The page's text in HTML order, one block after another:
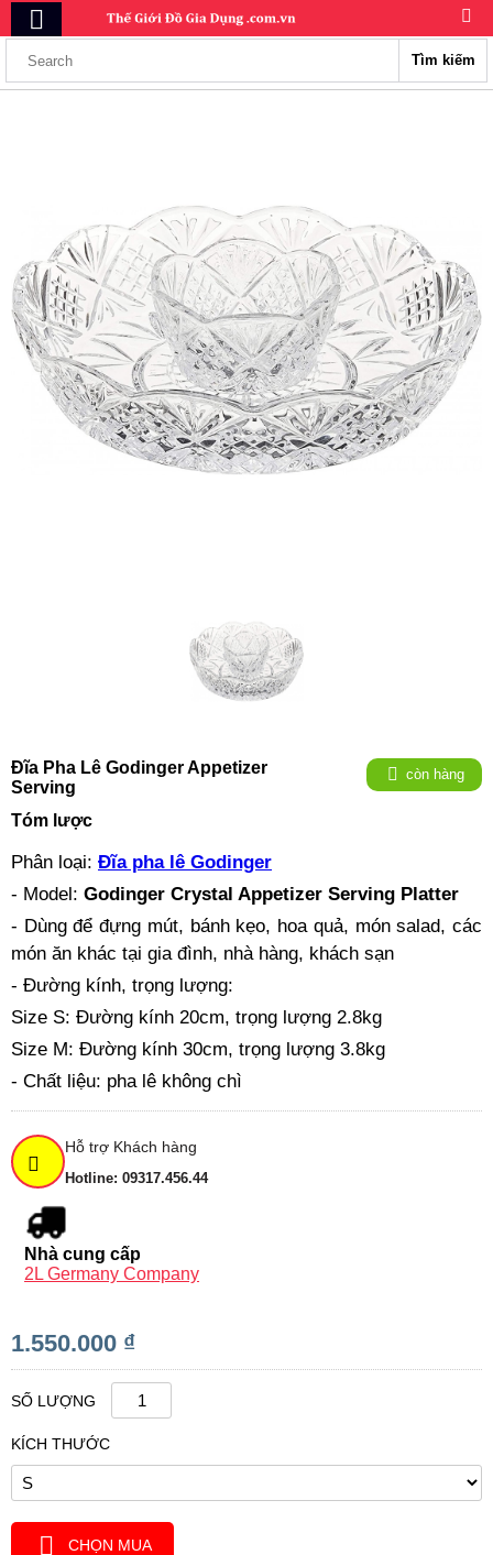
Tìm kiếm
Đĩa Pha Lê Godinger Appetizer
Serving
còn hàng
Tóm lược
Phân loại: Đĩa pha lê Godinger
- Model: Godinger Crystal Appetizer Serving Platter
- Dùng để đựng mút, bánh kẹo, hoa quả, món salad, các
món ăn khác tại gia đình, nhà hàng, khách sạn
- Đường kính, trọng lượng:
Size S: Đường kính 20cm, trọng lượng 2.8kg
Size M: Đường kính 30cm, trọng lượng 3.8kg
- Chất liệu: pha lê không chì
Hỗ trợ Khách hàng
Hotline: 09317.456.44
Nhà cung cấp
2L Germany Company
1.550.000 ₫
SỐ LƯỢNG
KÍCH THƯỚC
CHỌN MUA